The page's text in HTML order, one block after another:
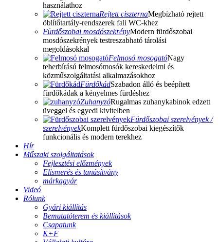
használathoz
Rejtett ciszternaMegbízható rejtett
öblítőtartály-rendszerek fali WC-khez
Fürdőszobai mosdószekrényModern fürdőszobai
mosdószekrények testreszabható tárolási
megoldásokkal
Felmosó mosogatóNagy
teherbírású felmosómosók kereskedelmi és
közműszolgáltatási alkalmazásokhoz
FürdőkádSzabadon álló és beépített
fürdőkádak a kényelmes fürdéshez
ZuhanyzóRugalmas zuhanykabinok edzett
üveggel és egyedi kivitelben
Fürdőszobai szerelvények /
szerelvényekKomplett fürdőszobai kiegészítők
funkcionális és modern terekhez
Hír
Műszaki szolgáltatások
Fejlesztési előzmények
Elismerés és tanúsítvány
márkagyár
Videó
Rólunk
Gyári kiállítás
Bemutatóterem és kiállítások
Csapatunk
K+F